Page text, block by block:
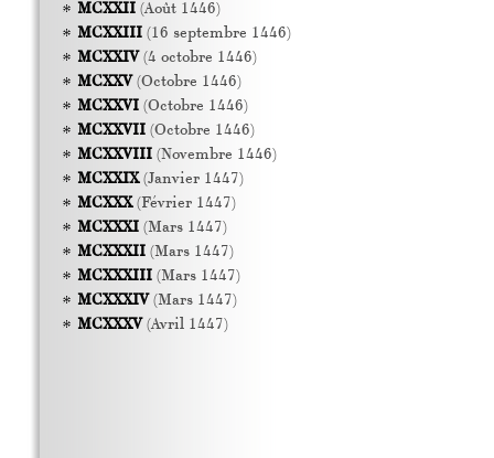
MCXXII(Août 1446)
MCXXIII(16 septembre 1446)
MCXXIV(4 octobre 1446)
MCXXV(Octobre 1446)
MCXXVI(Octobre 1446)
MCXXVII(Octobre 1446)
MCXXVIII(Novembre 1446)
MCXXIX(Janvier 1447)
MCXXX(Février 1447)
MCXXXI(Mars 1447)
MCXXXII(Mars 1447)
MCXXXIII(Mars 1447)
MCXXXIV(Mars 1447)
MCXXXV(Avril 1447)